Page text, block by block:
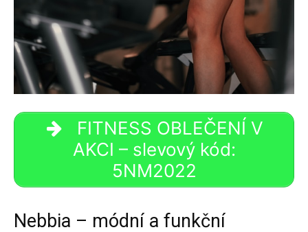
FITNESS OBLEČENÍ V
AKCI – slevový kód:
5NM2022
Nebbia – módní a funkční